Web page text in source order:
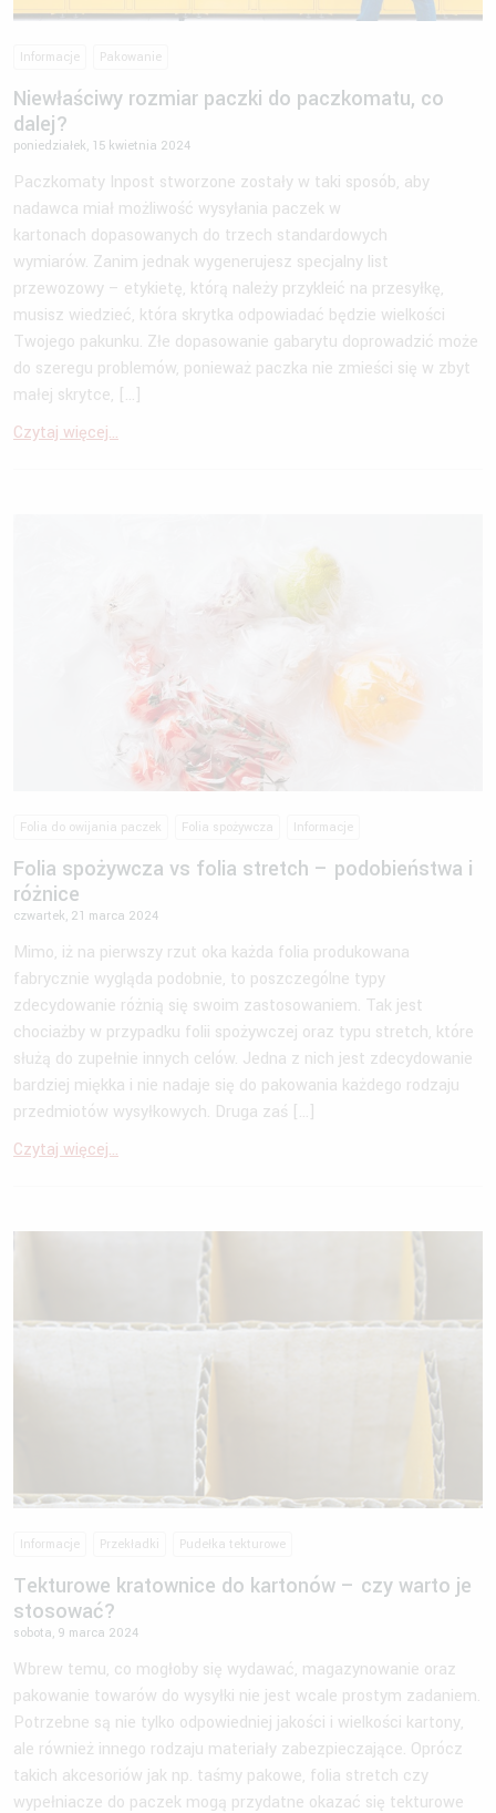
Informacje Pakowanie
Niewłaściwy rozmiar paczki do paczkomatu, co
dalej?
poniedziałek, 15 kwietnia 2024
Paczkomaty Inpost stworzone zostały w taki sposób, aby
nadawca miał możliwość wysyłania paczek w
kartonach dopasowanych do trzech standardowych
wymiarów. Zanim jednak wygenerujesz specjalny list
przewozowy – etykietę, którą należy przykleić na przesyłkę,
musisz wiedzieć, która skrytka odpowiadać będzie wielkości
Twojego pakunku. Złe dopasowanie gabarytu doprowadzić może
do szeregu problemów, ponieważ paczka nie zmieści się w zbyt
małej skrytce, […]
Czytaj więcej...
Folia do owijania paczek Folia spożywcza Informacje
Folia spożywcza vs folia stretch – podobieństwa i
różnice
czwartek, 21 marca 2024
Mimo, iż na pierwszy rzut oka każda folia produkowana
fabrycznie wygląda podobnie, to poszczególne typy
zdecydowanie różnią się swoim zastosowaniem. Tak jest
chociażby w przypadku folii spożywczej oraz typu stretch, które
służą do zupełnie innych celów. Jedna z nich jest zdecydowanie
bardziej miękka i nie nadaje się do pakowania każdego rodzaju
przedmiotów wysyłkowych. Druga zaś […]
Czytaj więcej...
Informacje Przekładki Pudełka tekturowe
Tekturowe kratownice do kartonów – czy warto je
stosować?
sobota, 9 marca 2024
Wbrew temu, co mogłoby się wydawać, magazynowanie oraz
pakowanie towarów do wysyłki nie jest wcale prostym zadaniem.
Potrzebne są nie tylko odpowiedniej jakości i wielkości kartony,
ale również innego rodzaju materiały zabezpieczające. Oprócz
takich akcesoriów jak np. taśmy pakowe, folia stretch czy
wypełniacze do paczek mogą przydatne okazać się tekturowe